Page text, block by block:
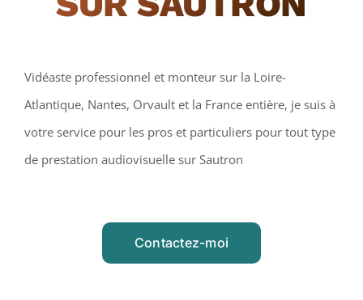
Vidéaste professionnel et monteur sur la Loire-
Atlantique, Nantes, Orvault et la France entière, je suis à
votre service pour les pros et particuliers pour tout type
de prestation audiovisuelle sur Sautron
Contactez-moi